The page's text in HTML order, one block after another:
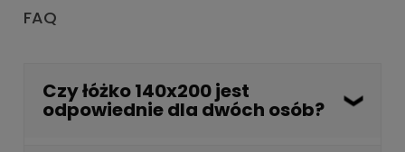
FAQ
Czy łóżko 140x200 jest
odpowiednie dla dwóch osób?